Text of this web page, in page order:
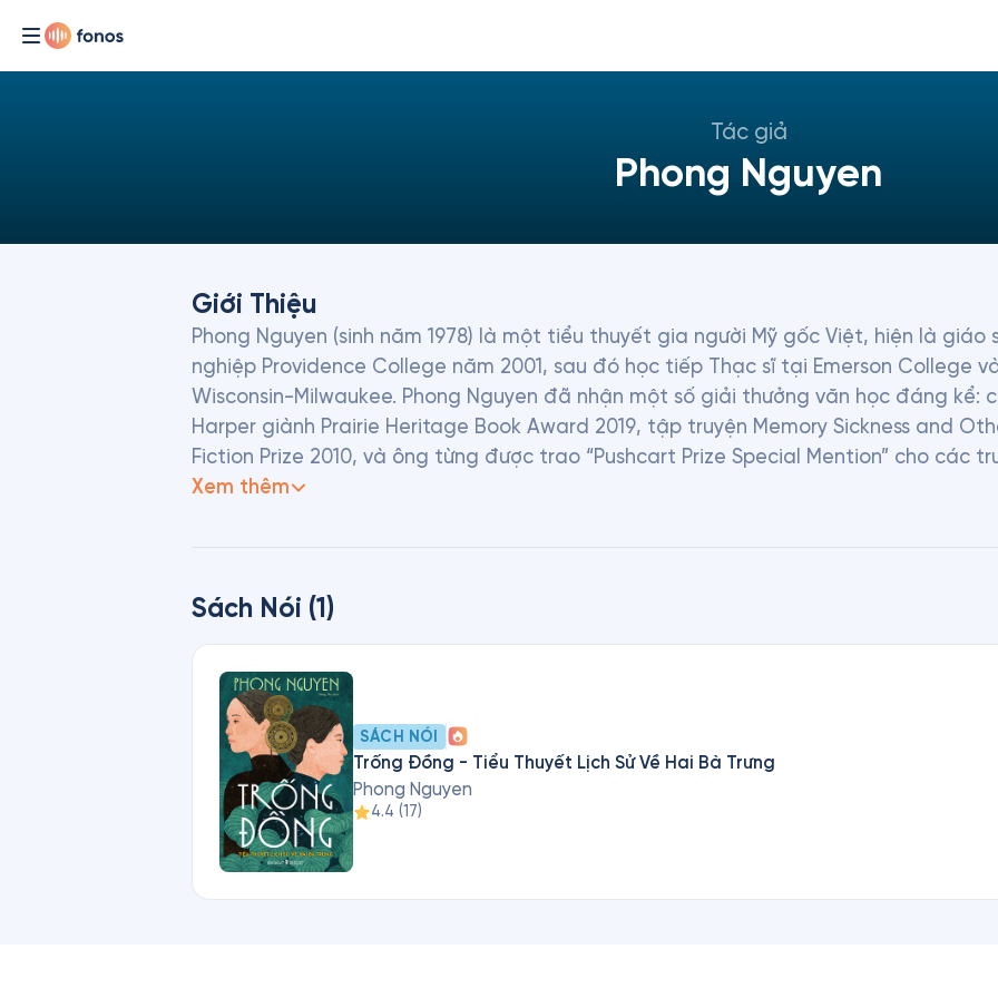
Tác giả
Phong Nguyen
Giới Thiệu
Phong Nguyen (sinh năm 1978) là một tiểu thuyết gia người Mỹ gốc Việt, hiện là giáo
nghiệp Providence College năm 2001, sau đó học tiếp Thạc sĩ tại Emerson College
Wisconsin-Milwaukee. Phong Nguyen đã nhận một số giải thưởng văn học đáng kể:
Harper giành Prairie Heritage Book Award 2019, tập truyện Memory Sickness and
Fiction Prize 2010, và ông từng được trao “Pushcart Prize Special Mention” cho các
Xem thêm
Sách Nói (1)
SÁCH NÓI
Trống Đồng - Tiểu Thuyết Lịch Sử Về Hai Bà Trưng
Phong Nguyen
4.4 (17)